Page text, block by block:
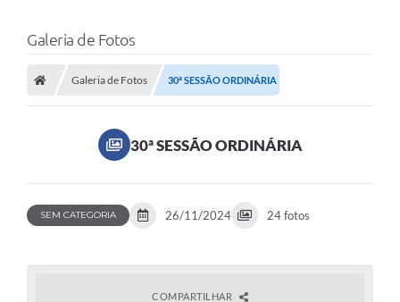
Galeria de Fotos
Galeria de Fotos 30ª SESSÃO ORDINÁRIA
30ª SESSÃO ORDINÁRIA
SEM CATEGORIA 26/11/2024 24 fotos
COMPARTILHAR